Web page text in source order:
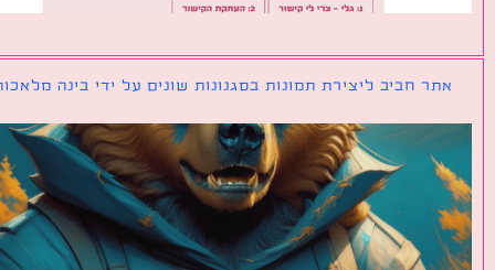
חביב ליצירת תמונות בסגנונות שונים על ידי בינה מלאכותית